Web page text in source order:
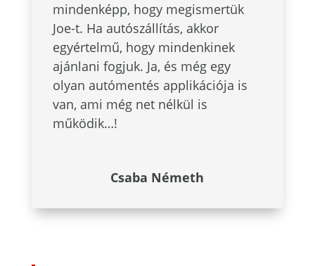
mindenképp, hogy megismertük
Joe-t. Ha autószállítás, akkor
egyértelmű, hogy mindenkinek
ajánlani fogjuk. Ja, és még egy
olyan autómentés applikációja is
van, ami még net nélkül is
működik…!
Csaba Németh